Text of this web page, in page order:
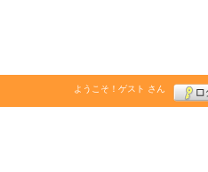
ようこそ！ ゲスト さん